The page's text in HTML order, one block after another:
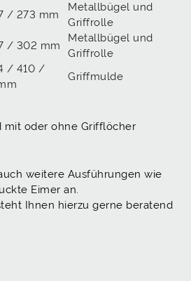
/ 273 mm
Metallbügel und
Griffrolle
/ 302 mm
Metallbügel und
Griffrolle
/ 410 /
Griffmulde
mit oder ohne Grifflöcher
weitere Ausführungen wie
Eimer an.
Ihnen hierzu gerne beratend